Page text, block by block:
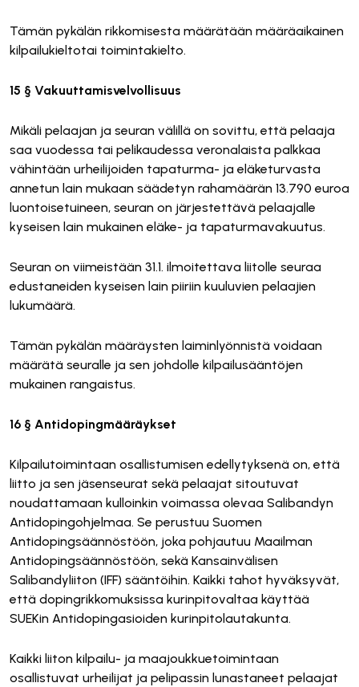
Tämän pykälän rikkomisesta määrätään määräaikainen
kilpailukieltotai toimintakielto.
15 § Vakuuttamisvelvollisuus
Mikäli pelaajan ja seuran välillä on sovittu, että pelaaja
saa vuodessa tai pelikaudessa veronalaista palkkaa
vähintään urheilijoiden tapaturma- ja eläketurvasta
annetun lain mukaan säädetyn rahamäärän 13.790 euroa
luontoisetuineen, seuran on järjestettävä pelaajalle
kyseisen lain mukainen eläke- ja tapaturmavakuutus.
Seuran on viimeistään 31.1. ilmoitettava liitolle seuraa
edustaneiden kyseisen lain piiriin kuuluvien pelaajien
lukumäärä.
Tämän pykälän määräysten laiminlyönnistä voidaan
määrätä seuralle ja sen johdolle kilpailusääntöjen
mukainen rangaistus.
16 § Antidopingmääräykset
Kilpailutoimintaan osallistumisen edellytyksenä on, että
liitto ja sen jäsenseurat sekä pelaajat sitoutuvat
noudattamaan kulloinkin voimassa olevaa Salibandyn
Antidopingohjelmaa. Se perustuu Suomen
Antidopingsäännöstöön, joka pohjautuu Maailman
Antidopingsäännöstöön, sekä Kansainvälisen
Salibandyliiton (IFF) sääntöihin. Kaikki tahot hyväksyvät,
että dopingrikkomuksissa kurinpitovaltaa käyttää
SUEKin Antidopingasioiden kurinpitolautakunta.
Kaikki liiton kilpailu- ja maajoukkuetoimintaan
osallistuvat urheilijat ja pelipassin lunastaneet pelaajat